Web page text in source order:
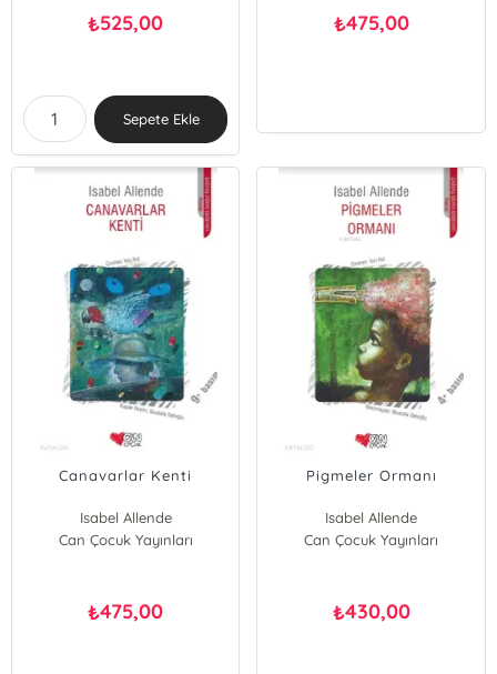
₺525,00
Sepete Ekle
₺475,00
Canavarlar Kenti
Isabel Allende
Can Çocuk Yayınları
₺475,00
Pigmeler Ormanı
Isabel Allende
Can Çocuk Yayınları
₺430,00